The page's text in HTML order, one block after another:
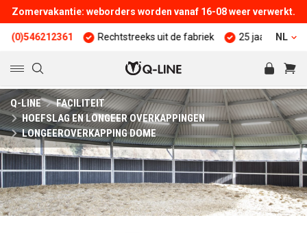
Zomervakantie: weborders worden vanaf 16-08 weer verwerkt.
Rechtstreeks uit de fabriek 25 jaar ervaring NL
Q-LINE
FACILITEIT
HOEFSLAG EN LONGEER OVERKAPPINGEN
LONGEEROVERKAPPING DOME